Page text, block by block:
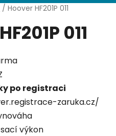
/ Hoover HF201P 011
011
po registraci
zaruka.cz/
výkon